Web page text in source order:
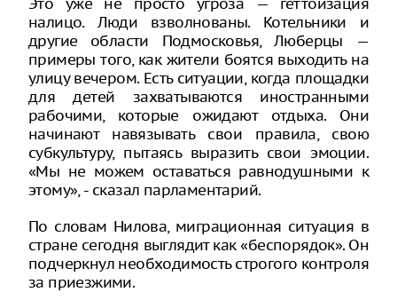
налицо. Люди взволнованы. Котельники и
другие области Подмосковья, Люберцы —
примеры того, как жители боятся выходить на
улицу вечером. Есть ситуации, когда площадки
для детей захватываются иностранными
рабочими, которые ожидают отдыха. Они
начинают навязывать свои правила, свою
субкультуру, пытаясь выразить свои эмоции.
«Мы не можем оставаться равнодушными к
этому», - сказал парламентарий.
По словам Нилова, миграционная ситуация в
стране сегодня выглядит как «беспорядок». Он
подчеркнул необходимость строгого контроля
за приезжими.